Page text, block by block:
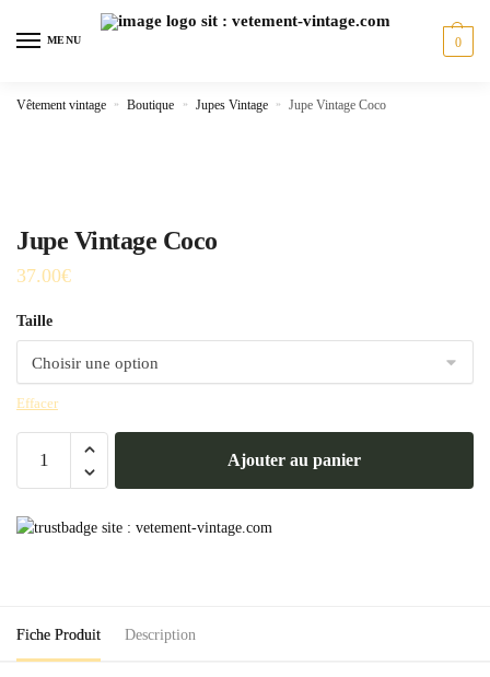
MENU 0
Vêtement vintage » Boutique » Jupes Vintage » Jupe Vintage Coco
Jupe Vintage Coco
37.00€
Taille
Effacer
Vintage
Ajouter au panier
Fiche Produit Description